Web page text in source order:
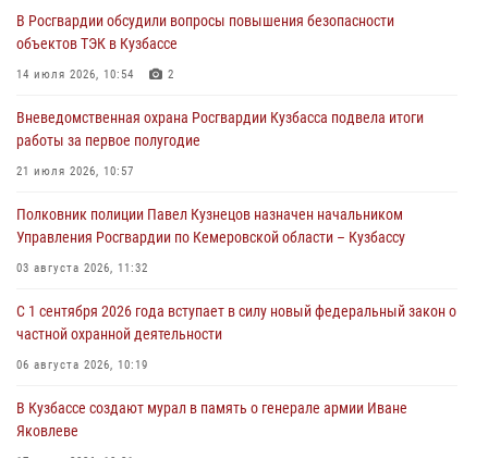
С 1 сентября 2026 года вступает в силу новый федеральный закон о
частной охранной деятельности
06 августа 2026, 10:19
Росгвардейцы задержали предполагаемого виновника причинения
ножевого ранения кемеровчанину
06 августа 2026, 09:18
Росгвардейцы задержали мужчину, повредившего имущество
горожанки
06 августа 2026, 08:17
Росгвардейцы пресекли противоправные действия и защитили
новокузнечанку от агрессивного знакомого
06 августа 2026, 07:16
В Росгвардии обсудили вопросы повышения безопасности
объектов ТЭК в Кузбассе
14 июля 2026, 10:54 2
Вневедомственная охрана Росгвардии Кузбасса подвела итоги
работы за первое полугодие
21 июля 2026, 10:57
Полковник полиции Павел Кузнецов назначен начальником
Управления Росгвардии по Кемеровской области – Кузбассу
03 августа 2026, 11:32
С 1 сентября 2026 года вступает в силу новый федеральный закон о
частной охранной деятельности
06 августа 2026, 10:19
В Кузбассе создают мурал в память о генерале армии Иване
Яковлеве